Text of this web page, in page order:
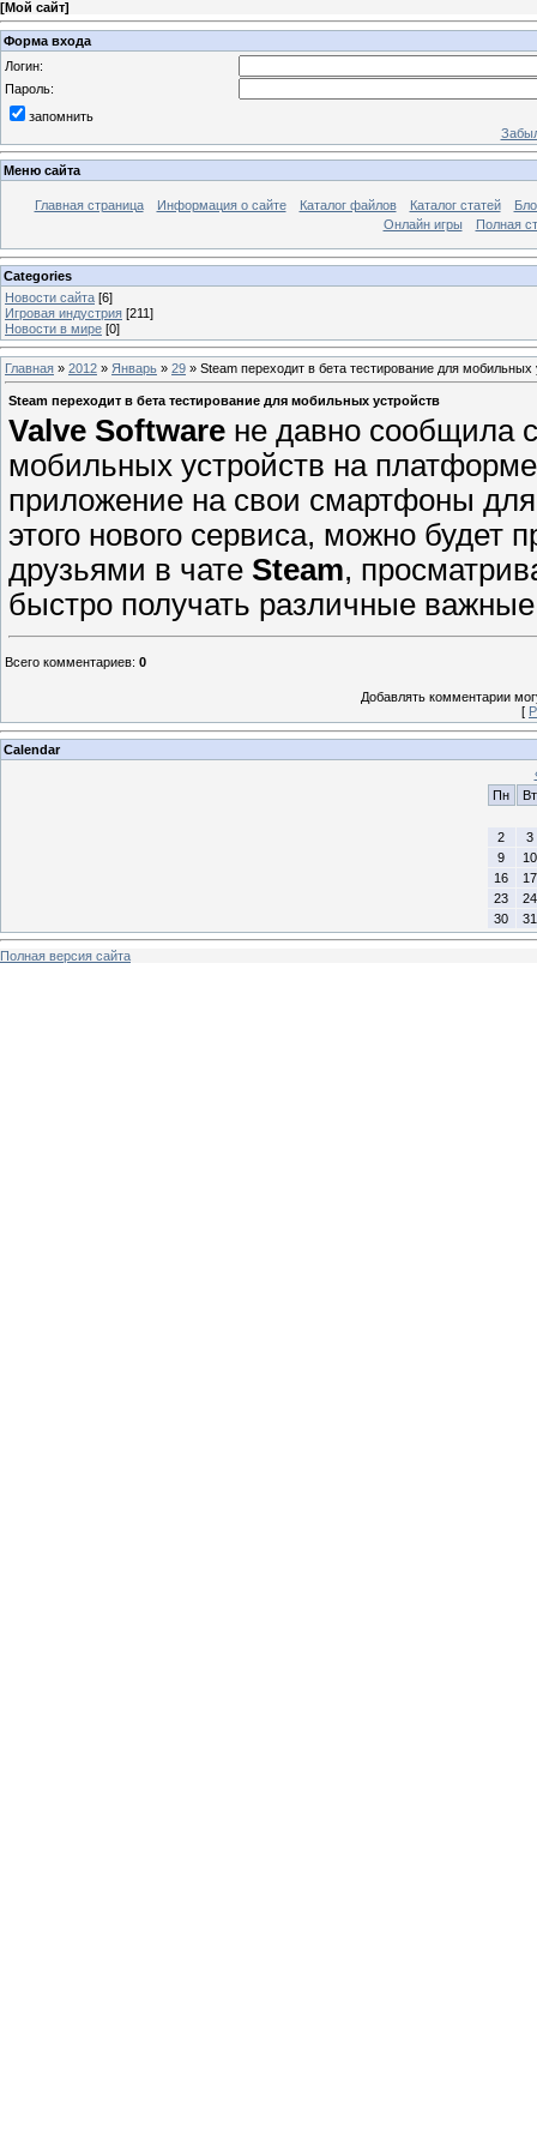
[Мой сайт]
Форма входа
Логин:
Пароль:
запомнить
Меню сайта
Главная страница Информация о сайте Каталог файлов Каталог статей
Онлайн игры
Полная
Categories
Новости сайта [6]
Игровая индустрия [211]
Новости в мире [0]
Главная » 2012 » Январь » 29 » Steam переходит в бета тестирование для мобильных
Steam переходит в бета тестирование для мобильных устройств
Valve Software не давно сообщила
мобильных устройств на
приложение на свои смартфоны
этого нового сервиса, можно будет
друзьями в чате Steam,
быстро получать различные
Всего комментариев: 0
Добавлять комментарии
[
Calendar
Пн
Вт
2
3
9
10
16
17
23
24
30
31
Полная версия сайта